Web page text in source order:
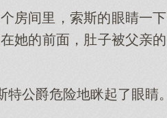
房间里，索斯的眼睛一
她的前面，肚子被父亲
特公爵危险地眯起了眼睛。